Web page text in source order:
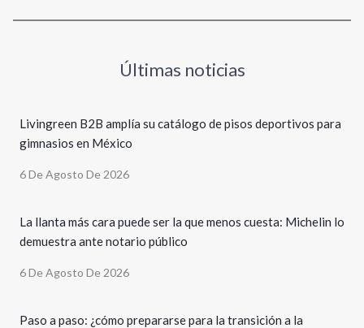
Últimas noticias
Livingreen B2B amplía su catálogo de pisos deportivos para
gimnasios en México
6 De Agosto De 2026
La llanta más cara puede ser la que menos cuesta: Michelin lo
demuestra ante notario público
6 De Agosto De 2026
Paso a paso: ¿cómo prepararse para la transición a la